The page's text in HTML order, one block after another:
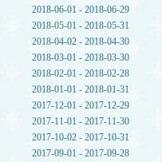
2018-06-01 - 2018-06-29
2018-05-01 - 2018-05-31
2018-04-02 - 2018-04-30
2018-03-01 - 2018-03-30
2018-02-01 - 2018-02-28
2018-01-01 - 2018-01-31
2017-12-01 - 2017-12-29
2017-11-01 - 2017-11-30
2017-10-02 - 2017-10-31
2017-09-01 - 2017-09-28